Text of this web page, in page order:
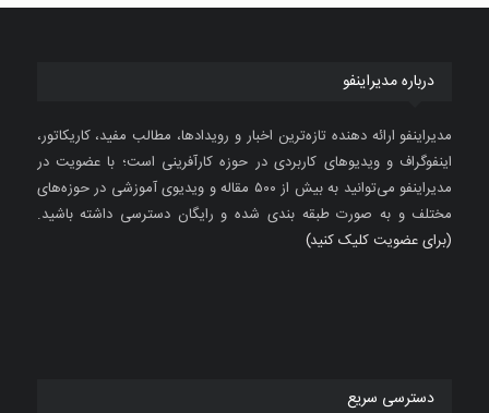
درباره مدیراینفو
مدیراینفو ارائه دهنده تازه‌ترین اخبار و رویدادها، مطالب مفید، کاریکاتور،
اینفوگراف و ویدیوهای کاربردی در حوزه کارآفرینی است؛ با عضویت در
مدیراینفو می‌توانید به بیش از ۵۰۰ مقاله و ویدیوی آموزشی در حوزه‌های
مختلف و به صورت طبقه بندی شده و رایگان دسترسی داشته باشید.
(برای عضویت کلیک کنید)
دسترسی سریع